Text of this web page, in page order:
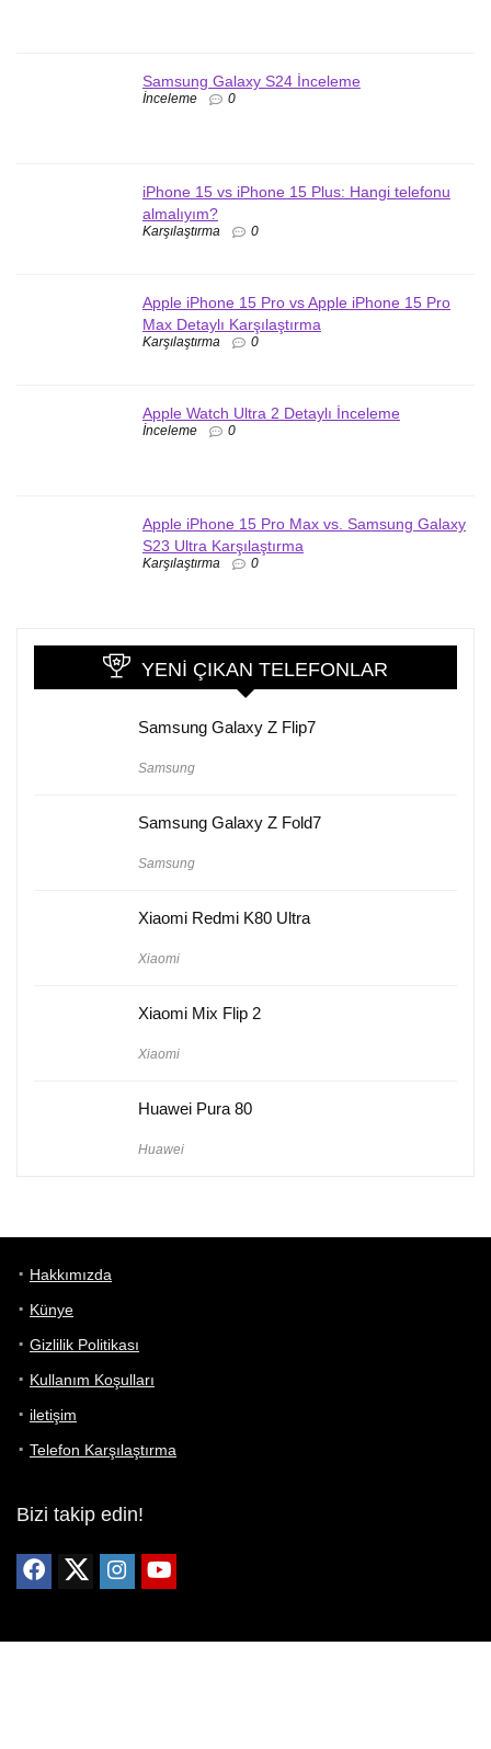
Samsung Galaxy S24 İnceleme
İnceleme 0
iPhone 15 vs iPhone 15 Plus: Hangi telefonu
almalıyım?
Karşılaştırma 0
Apple iPhone 15 Pro vs Apple iPhone 15 Pro
Max Detaylı Karşılaştırma
Karşılaştırma 0
Apple Watch Ultra 2 Detaylı İnceleme
İnceleme 0
Apple iPhone 15 Pro Max vs. Samsung Galaxy
S23 Ultra Karşılaştırma
Karşılaştırma 0
YENI ÇIKAN TELEFONLAR
Samsung Galaxy Z Flip7
Samsung
Samsung Galaxy Z Fold7
Samsung
Xiaomi Redmi K80 Ultra
Xiaomi
Xiaomi Mix Flip 2
Xiaomi
Huawei Pura 80
Huawei
Hakkımızda
Künye
Gizlilik Politikası
Kullanım Koşulları
iletişim
Telefon Karşılaştırma
Bizi takip edin!